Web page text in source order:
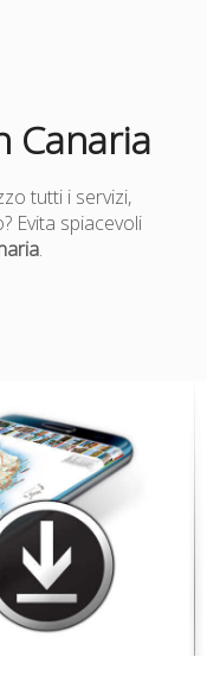
Canaria
tutti i servizi,
Evita spiacevoli
.